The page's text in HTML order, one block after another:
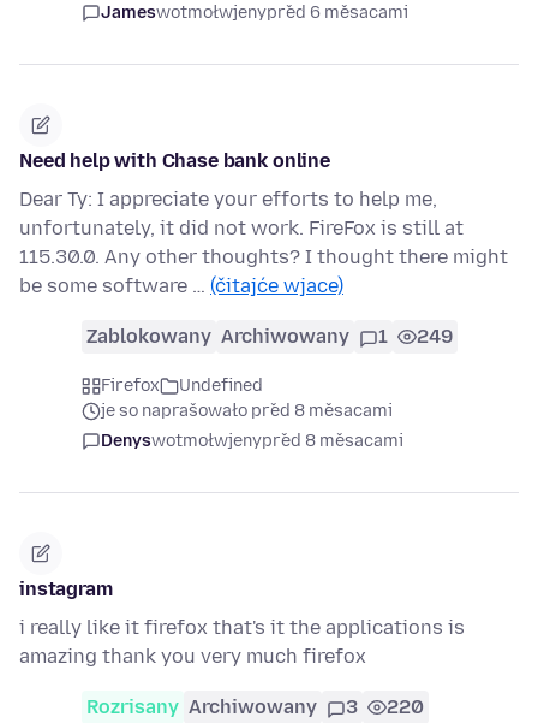
Jameswotmołwjenypřed 6 měsacami
Need help with Chase bank online
Dear Ty: I appreciate your efforts to help me,
unfortunately, it did not work. FireFox is still at
115.30.0. Any other thoughts? I thought there might
be some software … (čitajće wjace)
Zablokowany Archiwowany 1 249
Firefox
Undefined
je so naprašowało před 8 měsacami
Denyswotmołwjenypřed 8 měsacami
instagram
i really like it firefox that's it the applications is
amazing thank you very much firefox
Rozrisany Archiwowany 3 220